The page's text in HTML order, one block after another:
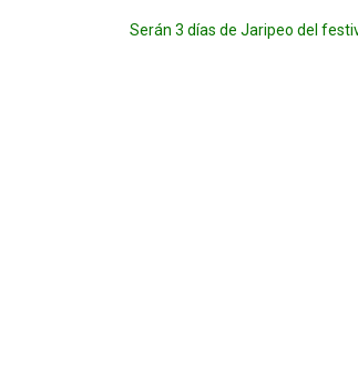
Serán 3 días de Jaripeo del